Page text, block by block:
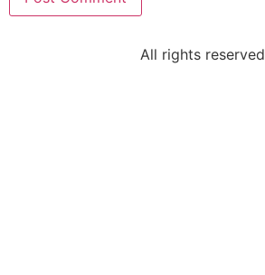
All rights reserved